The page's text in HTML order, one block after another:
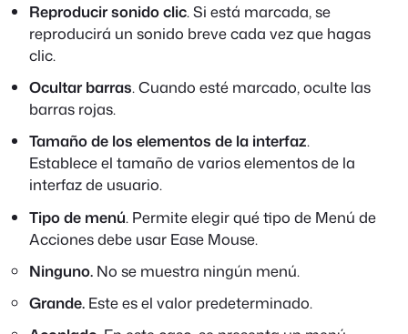
Reproducir sonido clic. Si está marcada, se
reproducirá un sonido breve cada vez que hagas
clic.
Ocultar barras. Cuando esté marcado, oculte las
barras rojas.
Tamaño de los elementos de la interfaz.
Establece el tamaño de varios elementos de la
interfaz de usuario.
Tipo de menú. Permite elegir qué tipo de Menú de
Acciones debe usar Ease Mouse.
Ninguno. No se muestra ningún menú.
Grande. Este es el valor predeterminado.